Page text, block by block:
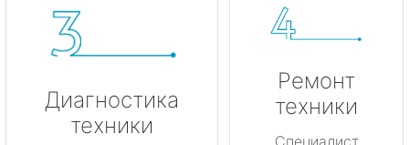
Диагностика
техники
Ремонт
техники
Специалист